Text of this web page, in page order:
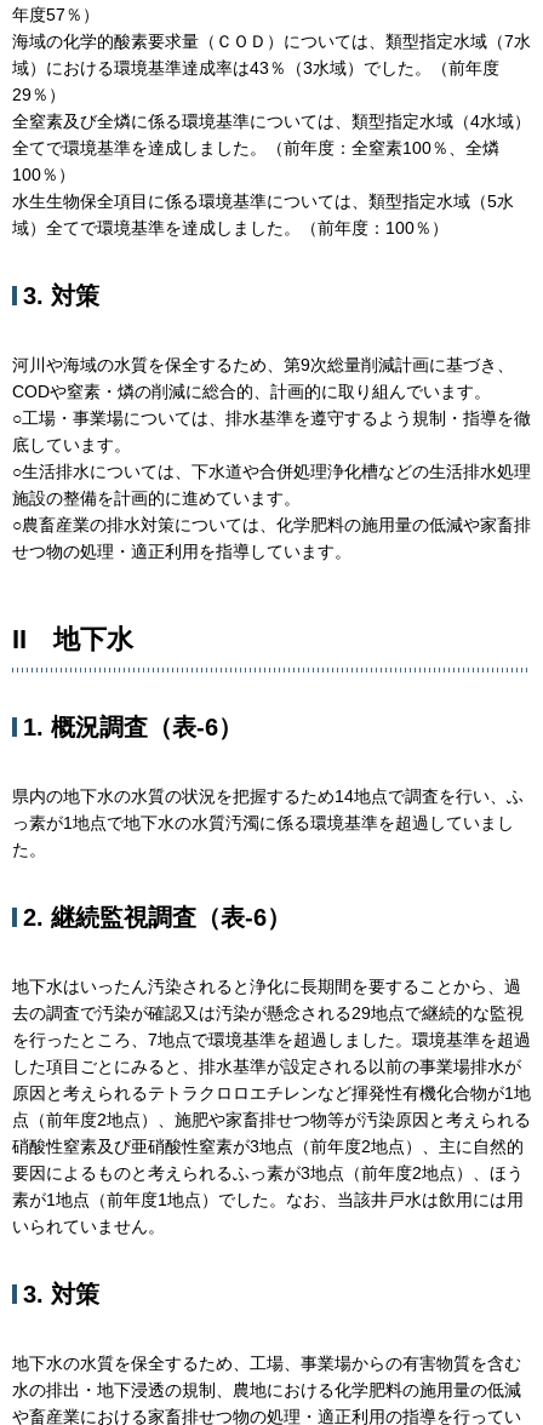
年度57％）
海域の化学的酸素要求量（ＣＯＤ）については、類型指定水域（7水
域）における環境基準達成率は43％（3水域）でした。（前年度
29％）
全窒素及び全燐に係る環境基準については、類型指定水域（4水域）
全てで環境基準を達成しました。（前年度：全窒素100％、全燐
100％）
水生生物保全項目に係る環境基準については、類型指定水域（5水
域）全てで環境基準を達成しました。（前年度：100％）
3. 対策
河川や海域の水質を保全するため、第9次総量削減計画に基づき、
CODや窒素・燐の削減に総合的、計画的に取り組んでいます。
○工場・事業場については、排水基準を遵守するよう規制・指導を徹
底しています。
○生活排水については、下水道や合併処理浄化槽などの生活排水処理
施設の整備を計画的に進めています。
○農畜産業の排水対策については、化学肥料の施用量の低減や家畜排
せつ物の処理・適正利用を指導しています。
II 地下水
1. 概況調査（表-6）
県内の地下水の水質の状況を把握するため14地点で調査を行い、ふ
っ素が1地点で地下水の水質汚濁に係る環境基準を超過していまし
た。
2. 継続監視調査（表-6）
地下水はいったん汚染されると浄化に長期間を要することから、過
去の調査で汚染が確認又は汚染が懸念される29地点で継続的な監視
を行ったところ、7地点で環境基準を超過しました。環境基準を超過
した項目ごとにみると、排水基準が設定される以前の事業場排水が
原因と考えられるテトラクロロエチレンなど揮発性有機化合物が1地
点（前年度2地点）、施肥や家畜排せつ物等が汚染原因と考えられる
硝酸性窒素及び亜硝酸性窒素が3地点（前年度2地点）、主に自然的
要因によるものと考えられるふっ素が3地点（前年度2地点）、ほう
素が1地点（前年度1地点）でした。なお、当該井戸水は飲用には用
いられていません。
3. 対策
地下水の水質を保全するため、工場、事業場からの有害物質を含む
水の排出・地下浸透の規制、農地における化学肥料の施用量の低減
や畜産業における家畜排せつ物の処理・適正利用の指導を行ってい